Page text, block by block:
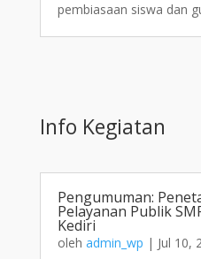
pembiasaan siswa dan
Info Kegiatan
Pengumuman:
Pelayanan Publik
Kediri
oleh admin_wp | Jul 10,